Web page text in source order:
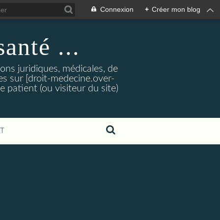
Connexion + Créer mon blog
...
juridiques, médicales, de
sur [droit-medecine.over-
patient (ou visiteur du site)